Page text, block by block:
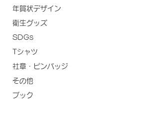
年賀状デザイン
衛生グッズ
SDGs
Tシャツ
社章・ピンバッジ
その他
ブック